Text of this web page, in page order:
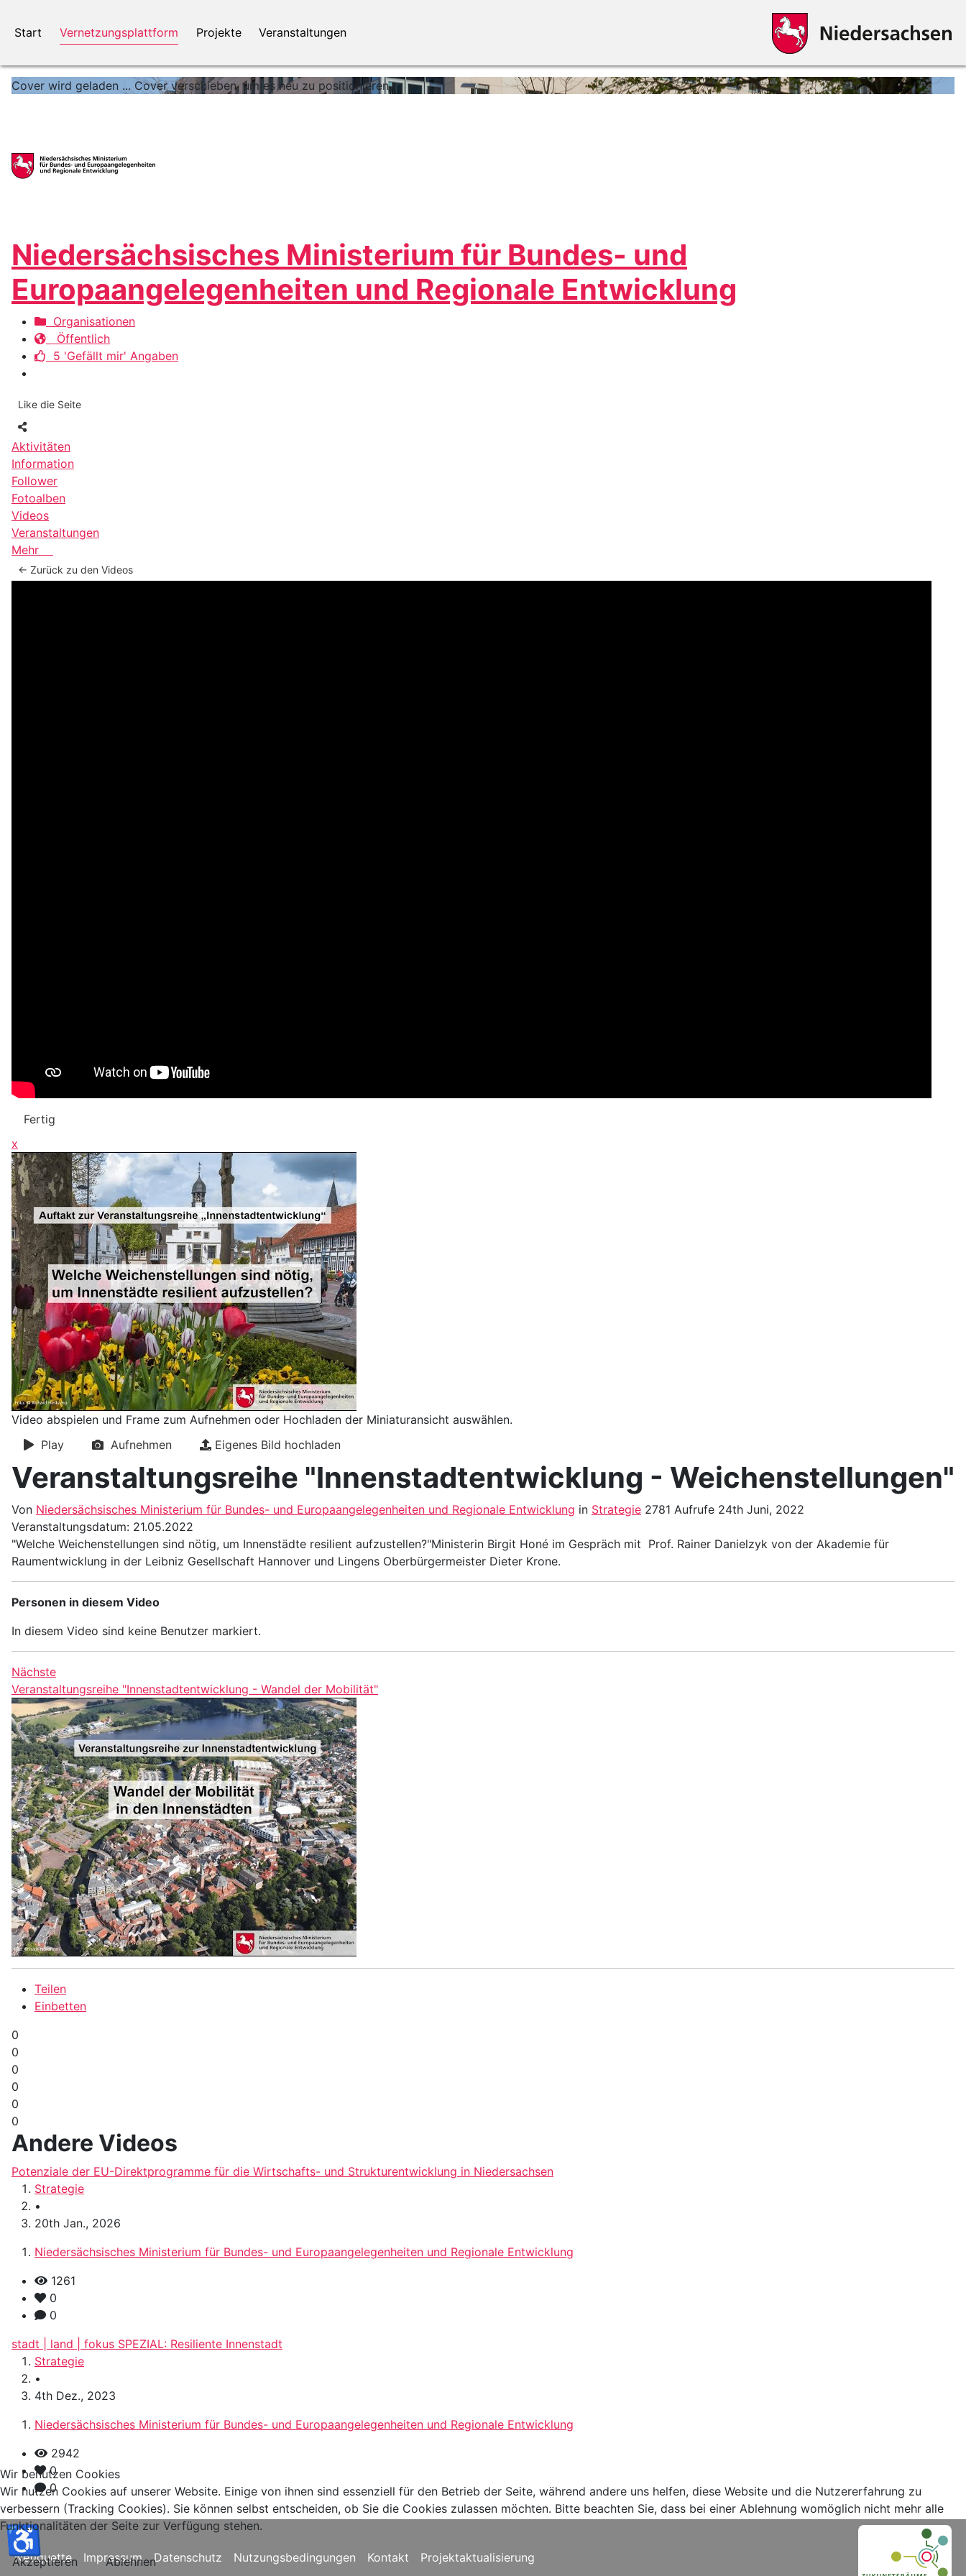
Start Vernetzungsplattform Projekte Veranstaltungen
Cover wird geladen ... Cover verschieben, um es neu zu positionieren.
Niedersächsisches Ministerium für Bundes- und
Europaangelegenheiten und Regionale Entwicklung
Organisationen
Öffentlich
5 'Gefällt mir' Angaben
Like die Seite
Aktivitäten
Information
Follower
Fotoalben
Videos
Veranstaltungen
Mehr
← Zurück zu den Videos
Fertig
x
Video abspielen und Frame zum Aufnehmen oder Hochladen der Miniaturansicht auswählen.
Play
Aufnehmen Eigenes Bild hochladen
Veranstaltungsreihe "Innenstadtentwicklung - Weichenstellungen"
Von Niedersächsisches Ministerium für Bundes- und Europaangelegenheiten und Regionale Entwicklung in Strategie 2781 Aufrufe 24th Juni, 2022
Veranstaltungsdatum: 21.05.2022
"Welche Weichenstellungen sind nötig, um Innenstädte resilient aufzustellen?"Ministerin Birgit Honé im Gespräch mit Prof. Rainer Danielzyk von der Akademie für
Raumentwicklung in der Leibniz Gesellschaft Hannover und Lingens Oberbürgermeister Dieter Krone.
Personen in diesem Video
In diesem Video sind keine Benutzer markiert.
Nächste
Veranstaltungsreihe "Innenstadtentwicklung - Wandel der Mobilität"
Teilen
Einbetten
0
0
0
0
0
0
Andere Videos
Potenziale der EU-Direktprogramme für die Wirtschafts- und Strukturentwicklung in Niedersachsen
Strategie
•
20th Jan., 2026
Niedersächsisches Ministerium für Bundes- und Europaangelegenheiten und Regionale Entwicklung
1261
0
0
stadt | land | fokus SPEZIAL: Resiliente Innenstadt
Strategie
•
4th Dez., 2023
Niedersächsisches Ministerium für Bundes- und Europaangelegenheiten und Regionale Entwicklung
2942
0
0
Netiquette Impressum Datenschutz Nutzungsbedingungen Kontakt Projektaktualisierung
Wir benutzen Cookies
Wir nutzen Cookies auf unserer Website. Einige von ihnen sind essenziell für den Betrieb der Seite, während andere uns helfen, diese Website und die Nutzererfahrung zu
verbessern (Tracking Cookies). Sie können selbst entscheiden, ob Sie die Cookies zulassen möchten. Bitte beachten Sie, dass bei einer Ablehnung womöglich nicht mehr alle
Funktionalitäten der Seite zur Verfügung stehen.
Akzeptieren Ablehnen